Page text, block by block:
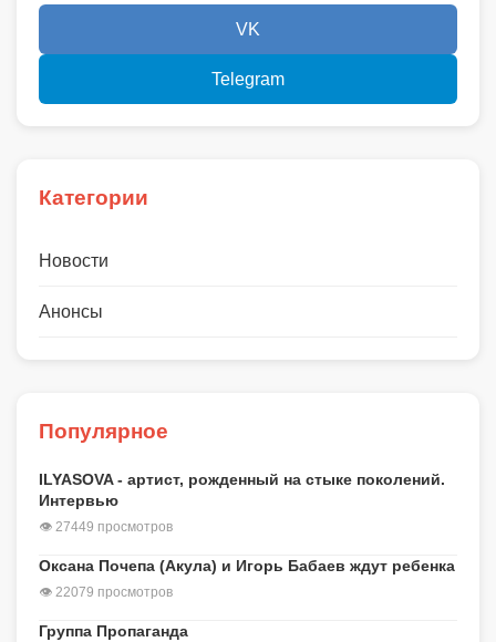
VK
Telegram
Категории
Новости
Анонсы
Популярное
ILYASOVA - артист, рожденный на стыке поколений.
Интервью
👁 27449 просмотров
Оксана Почепа (Акула) и Игорь Бабаев ждут ребенка
👁 22079 просмотров
Группа Пропаганда